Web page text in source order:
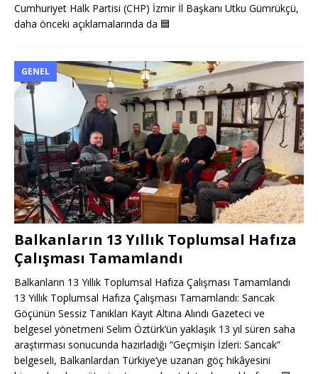
Cumhuriyet Halk Partisi (CHP) İzmir İl Başkanı Utku Gümrükçü,
daha önceki açıklamalarında da 🟦
GENEL
Balkanların 13 Yıllık Toplumsal Hafıza
Çalışması Tamamlandı
Balkanların 13 Yıllık Toplumsal Hafıza Çalışması Tamamlandı
13 Yıllık Toplumsal Hafıza Çalışması Tamamlandı: Sancak
Göçünün Sessiz Tanıkları Kayıt Altına Alındı Gazeteci ve
belgesel yönetmeni Selim Öztürk’ün yaklaşık 13 yıl süren saha
araştırması sonucunda hazırladığı “Geçmişin İzleri: Sancak”
belgeseli, Balkanlardan Türkiye’ye uzanan göç hikâyesini